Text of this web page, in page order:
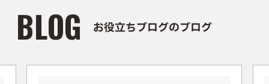
BLOG お役立ちブログのブログ